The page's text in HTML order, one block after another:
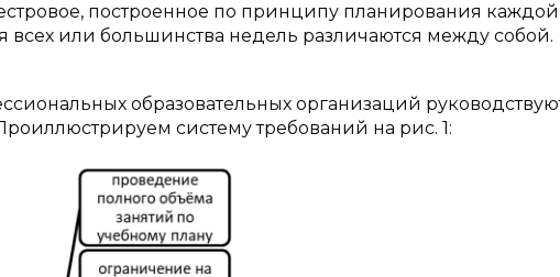
построенное по принципу планирования каждой
всех или большинства недель различаются между собой.
образовательных организаций
систему требований на рис. 1: